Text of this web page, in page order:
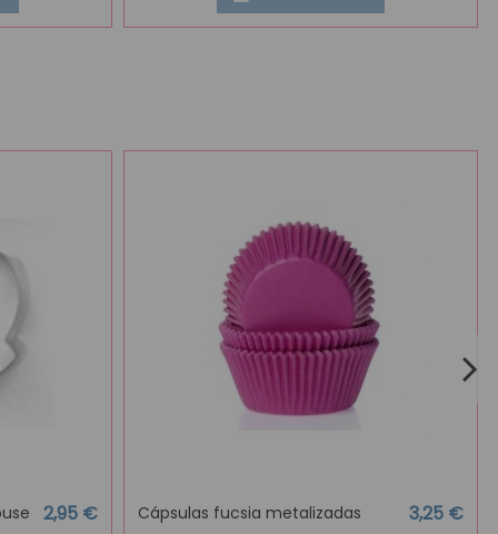
2,95 € Cápsulas fucsia metalizadas 3,25 €